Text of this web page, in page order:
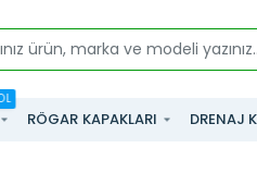
RÖGAR KAPAKLARI DRENAJ